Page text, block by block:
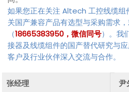
如果您正在关注 Altech 工控线缆组
关国产兼容产品有选型与采购需求
（18665383950，微信同号）。我
接器及线缆组件的国产替代研究与
客户及行业伙伴深入交流与合作。
张经理
尹